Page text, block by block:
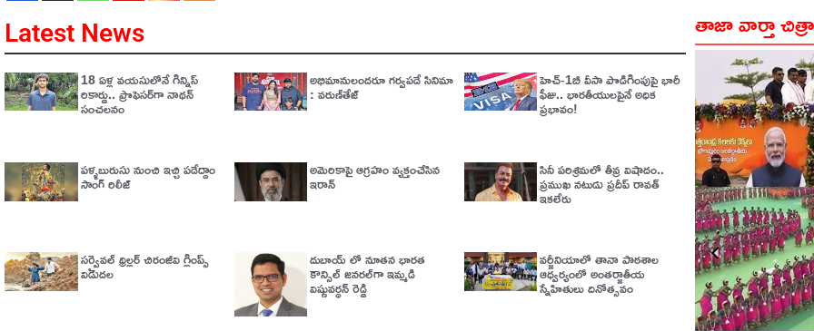
Latest News
18 ఏళ్ల వయసులోనే గిన్నిస్
రికార్డు.. ప్రొఫెసర్‌గా నాథన్
సంచలనం
అభిమానులందరూ గర్వపడే సినిమా
: వరుణ్‌తేజ్‌
హెచ్‌-1బీ వీసా పొడిగింపుపై భారీ
ఫీజు.. భారతీయులపైనే అధిక
ప్రభావం!
పళ్ళబురుసు నుంచి ఇచ్చి పడేద్దాం
సాంగ్ రిలీజ్
అమెరికాపై ఆగ్ర‌హం వ్య‌క్తంచేసిన
ఇరాన్
సినీ పరిశ్రమలో తీవ్ర విషాదం..
ప్రముఖ నటుడు ప్రదీప్ రావత్
ఇకలేరు
సర్వైవల్‌ థ్రిల్లర్‌ చిరంజీవి గ్లింప్స్‌
విడుదల
దుబాయ్ లో నూతన భారత
కౌన్సిల్ జనరల్‌గా ఇమ్మడి
విష్ణువర్ధన్ రెడ్డి
వర్జీనియాలో తానా పాఠశాల
ఆధ్వర్యంలో అంతర్జాతీయ
స్నేహితులు దినోత్సవం
తాజా వార్తా